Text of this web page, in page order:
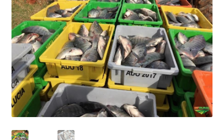
Fogão
Multiuso
Mesa Gamer